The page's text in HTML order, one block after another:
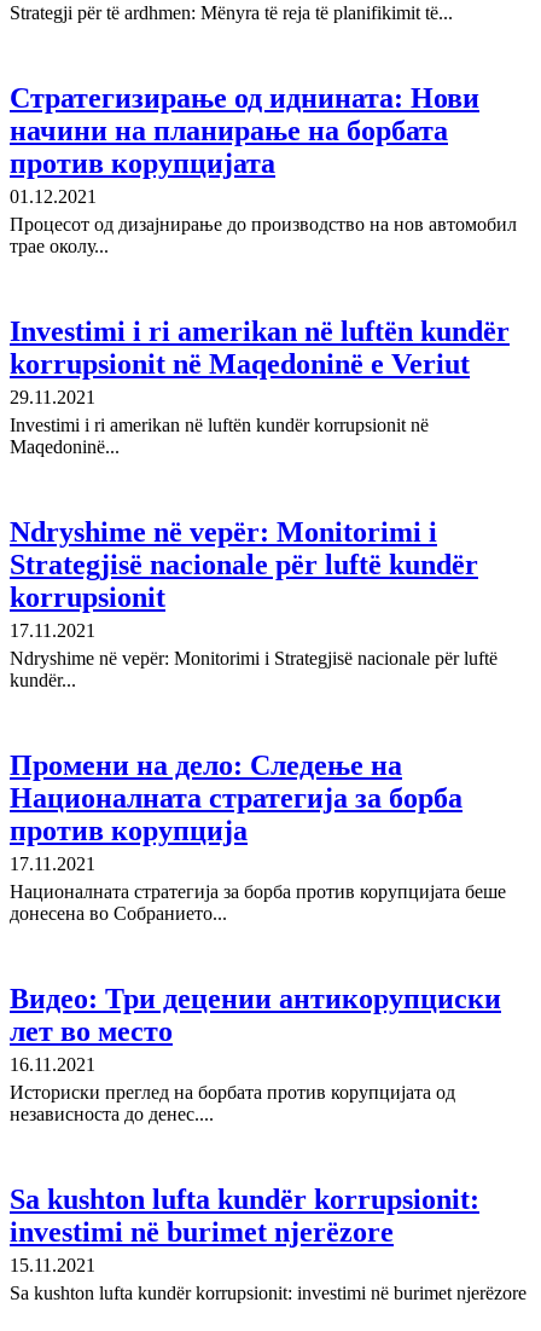
Strategji për të ardhmen: Mënyra të reja të planifikimit të...
Стратегизирање од иднината: Нови
начини на планирање на борбата
против корупцијата
01.12.2021
Процесот од дизајнирање до производство на нов автомобил
трае околу...
Investimi i ri amerikan në luftën kundër
korrupsionit në Maqedoninë e Veriut
29.11.2021
Investimi i ri amerikan në luftën kundër korrupsionit në
Maqedoninë...
Ndryshime në vepër: Monitorimi i
Strategjisë nacionale për luftë kundër
korrupsionit
17.11.2021
Ndryshime në vepër: Monitorimi i Strategjisë nacionale për luftë
kundër...
Промени на дело: Следење на
Националната стратегија за борба
против корупција
17.11.2021
Националната стратегија за борба против корупцијата беше
донесена во Собранието...
Видео: Три децении антикорупциски
лет во место
16.11.2021
Историски преглед на борбата против корупцијата од
независноста до денес....
Sa kushton lufta kundër korrupsionit:
investimi në burimet njerëzore
15.11.2021
Sa kushton lufta kundër korrupsionit: investimi në burimet njerëzore